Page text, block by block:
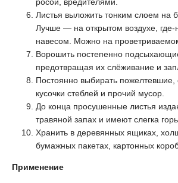
Листья выложить тонким слоем на
Лучше — на открытом воздухе, где-
навесом. Можно на
Ворошить постепенно
предотвращая их слёживание и
Постоянно выбирать пожелтевшие,
кусочки стеблей и прочий мусор.
До конца просушенные листья
травяной запах и имеют слегка
Хранить в деревянных ящиках,
бумажных пакетах, картонных
Применение